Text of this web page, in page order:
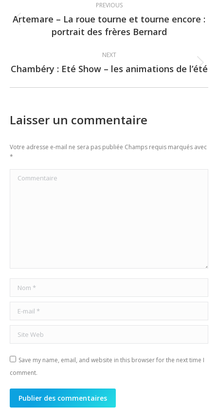
navigation
PREVIOUS
Previous
post:
Artemare – La roue tourne et tourne encore :
portrait des frères Bernard
NEXT
Next
Chambéry : Eté Show – les animations de l’été
Laisser un commentaire
Votre adresse e-mail ne sera pas publiée Champs requis marqués avec
*
Commentaire
Nom *
E-mail *
Site Web
Save my name, email, and website in this browser for the next time I
comment.
Publier des commentaires